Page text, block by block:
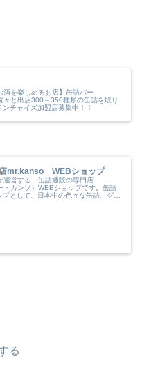
酒を楽しめるお店】缶詰バー
と出店300～350種類の缶詰を取り
チャイズ加盟店募集中！！
mr.kanso WEBショップ
運営する、缶詰通販の専門店
・カンソ）WEBショップです。缶詰
プとして、日本中の色々な缶詰、グル
る